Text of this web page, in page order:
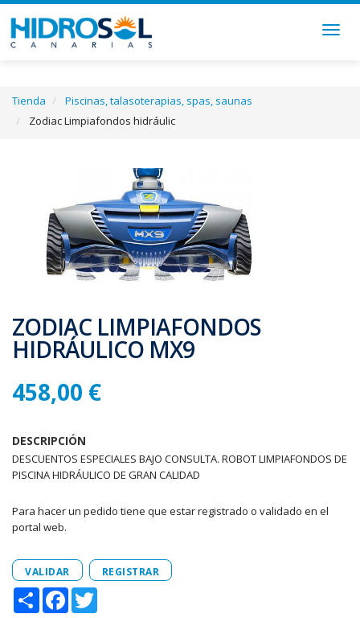
Tienda
Piscinas, talasoterapias, spas, saunas
Zodiac Limpiafondos hidráulic
ZODIAC LIMPIAFONDOS
HIDRÁULICO MX9
458,00 €
DESCRIPCIÓN
DESCUENTOS ESPECIALES BAJO CONSULTA. ROBOT LIMPIAFONDOS DE
PISCINA HIDRÁULICO DE GRAN CALIDAD
Para hacer un pedido tiene que estar registrado o validado en el
portal web.
VALIDAR REGISTRAR
Share Facebook